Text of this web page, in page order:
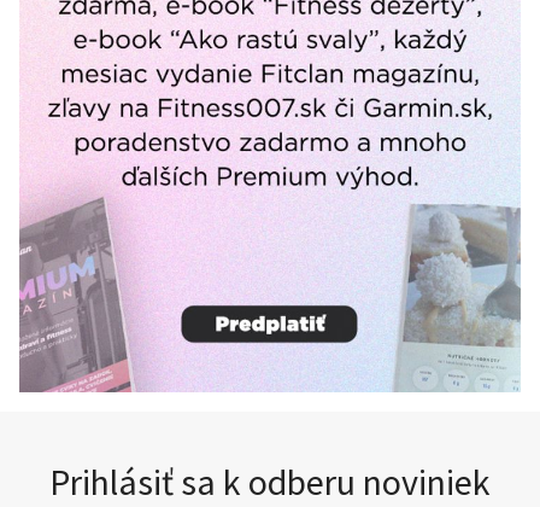
Prihlásiť sa k odberu noviniek